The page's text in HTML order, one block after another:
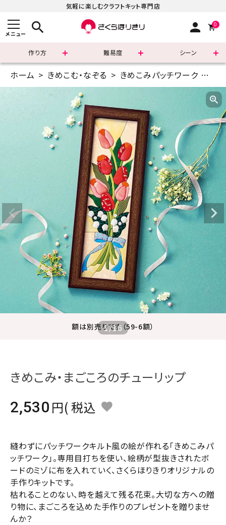
気軽に楽しむクラフトキット専門店
メニュー search person 0
作り方 難易度 シーン
まずはこちら
ショッピングガイド
よくあるご質問
すべての商品
新着商品
診断チャート
ジャンルで選ぶ
レビューを見る
コーポレートサイト
実店舗案内
介護施設関係の方へ
ようこそ ゲスト 様
ホーム きめこむ・なぞる きめこみパッチワーク
額は別売りです（59-6額）
1/16
きめこみ・まごころのチューリップ
2,530
税込
縫わずにパッチワークキルト風の絵が作れる「きめこみパ
ッチワーク」。専用目打ちを使い、絵柄が型抜きされたボ
ードのミゾに布を入れていく、さくらほりきりオリジナルの
手作りキットです。
枯れることのない、時を越えて残る花束。大切な方への贈
り物に、まごころを込めた手作りのプレゼントを贈りませ
んか？